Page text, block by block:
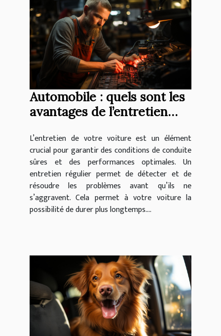
Automobile : quels sont les
avantages de l’entretien
L’entretien de votre voiture est un élément
crucial pour garantir des conditions de conduite
sûres et des performances optimales. Un
entretien régulier permet de détecter et de
résoudre les problèmes avant qu’ils ne
s’aggravent. Cela permet à votre voiture la
possibilité de durer plus longtemps....